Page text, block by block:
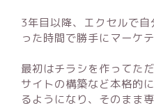
3年目以降、エクセルで
った時間で勝手にマーケ
最初はチラシを作ってた
サイトの構築など本格的
るようになり、そのまま専